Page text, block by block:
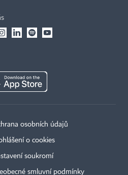
osobních údajů
o cookies
soukromí
smluvní podmínky